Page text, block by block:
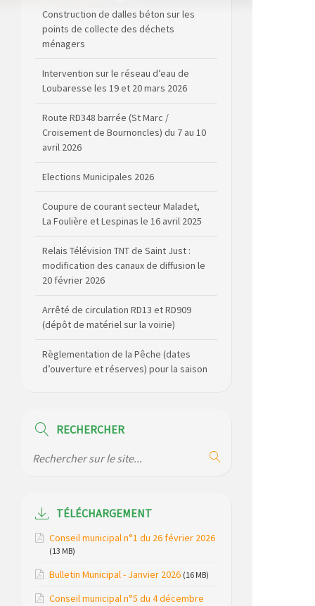
Construction de dalles béton sur les
points de collecte des déchets
ménagers
Intervention sur le réseau d’eau de
Loubaresse les 19 et 20 mars 2026
Route RD348 barrée (St Marc /
Croisement de Bournoncles) du 7 au 10
avril 2026
Elections Municipales 2026
Coupure de courant secteur Maladet,
La Foulière et Lespinas le 16 avril 2025
Relais Télévision TNT de Saint Just :
modification des canaux de diffusion le
20 février 2026
Arrêté de circulation RD13 et RD909
(dépôt de matériel sur la voirie)
Règlementation de la Pêche (dates
d’ouverture et réserves) pour la saison
Agenda Culturel de Saint Flour
Communauté Janvier à Juin
les permanences de la gendarmerie
Maison des services de Ruynes en
avril 2026
RECHERCHER
TÉLÉCHARGEMENT
Conseil municipal n°1 du 26 février 2026
(13 MB)
Bulletin Municipal - Janvier 2026 (16 MB)
Conseil municipal n°5 du 4 décembre